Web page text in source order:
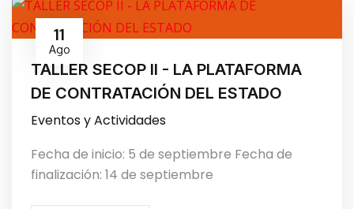
11
Ago
TALLER SECOP II - LA PLATAFORMA
DE CONTRATACIÓN DEL ESTADO
Eventos y Actividades
Fecha de inicio: 5 de septiembre Fecha de
finalización: 14 de septiembre